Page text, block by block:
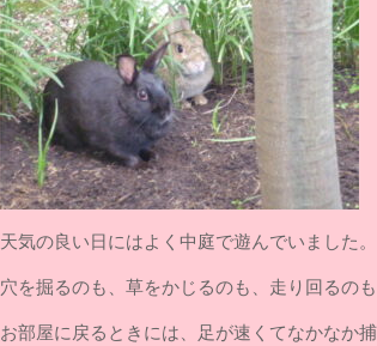
天気の良い日にはよく中庭で遊んでいました。
穴を掘るのも、草をかじるのも、走り回るのも
お部屋に戻るときには、足が速くてなかなか